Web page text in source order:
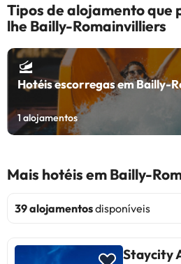
Tipos de alojamento que
lhe Bailly-Romainvilliers
Hotéis escorregas em Bailly-
1 alojamentos
Mais hotéis em Bailly-
39 alojamentosdisponíveis
Staycity